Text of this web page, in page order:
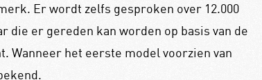
Er wordt zelfs gesproken over 12.000
er gereden kan worden op basis van de
Wanneer het eerste model voorzien van